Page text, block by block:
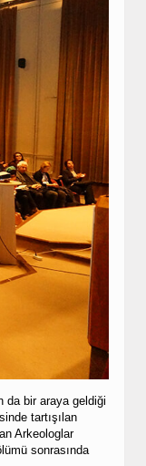
da bir araya geldiği
tartışılan
Arkeologlar
sonrasında